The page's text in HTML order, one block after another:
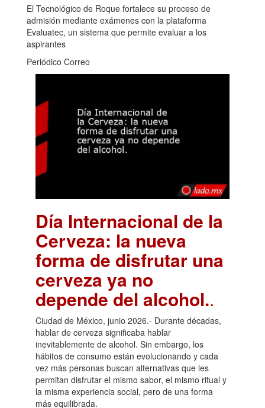
El Tecnológico de Roque fortalece su proceso de
admisión mediante exámenes con la plataforma
Evaluatec, un sistema que permite evaluar a los
aspirantes
Periódico Correo
Día Internacional de la
Cerveza: la nueva
forma de disfrutar una
cerveza ya no
depende del alcohol..
Ciudad de México, junio 2026.- Durante décadas,
hablar de cerveza significaba hablar
inevitablemente de alcohol. Sin embargo, los
hábitos de consumo están evolucionando y cada
vez más personas buscan alternativas que les
permitan disfrutar el mismo sabor, el mismo ritual y
la misma experiencia social, pero de una forma
más equilibrada.